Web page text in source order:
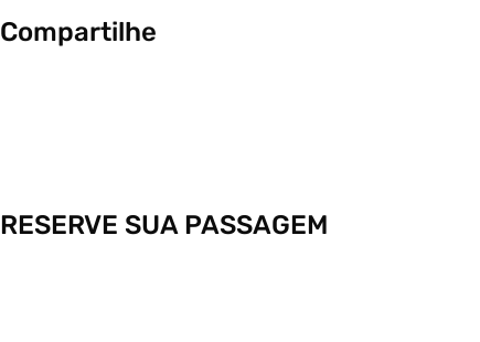
Compartilhe
RESERVE SUA PASSAGEM